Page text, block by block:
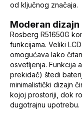
od ključnog značaja.
Moderan
Rosberg R51650G
funkcijama. Veliki
omogućava lako
osvetljenja. Funkcija
prekidač) štedi
minimalistički dizajn
kojoj prostoriji, dok
dugotrajnu upotrebu.